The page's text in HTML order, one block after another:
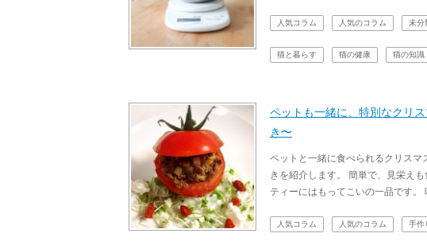
人気コラム 人気のコラム 未分
猫と暮らす 猫の健康 猫の知識
ペットも一緒に、特別なクリ
き〜
ペットと一緒に食べられるクリス
きを紹介します。 簡単で、見栄え
ティーにはもってこいの一品です
人気コラム 人気のコラム 手作